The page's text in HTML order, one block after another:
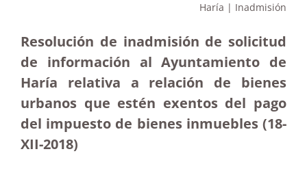
Haría | Inadmisión
Resolución de inadmisión de solicitud
de información al Ayuntamiento de
Haría relativa a relación de bienes
urbanos que estén exentos del pago
del impuesto de bienes inmuebles (18-
XII-2018)